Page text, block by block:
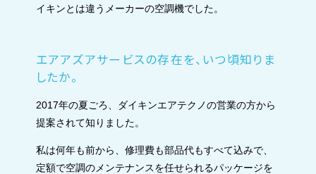
イキンとは違うメーカーの空調機でした。
エアアズアサービスの存在を、いつ頃知りま
したか。
2017年の夏ごろ、ダイキンエアテクノの営業の方から
提案されて知りました。
私は何年も前から、修理費も部品代もすべて込みで、
定額で空調のメンテナンスを任せられるパッケージを